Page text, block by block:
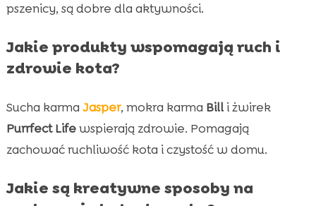
pszenicy, są dobre dla aktywności.
Jakie produkty wspomagają ruch i
zdrowie kota?
Sucha karma Jasper, mokra karma Billi żwirek
Purrfect Lifewspierają zdrowie. Pomagają
zachować ruchliwość kota i czystość w domu.
Jakie są kreatywne sposoby na